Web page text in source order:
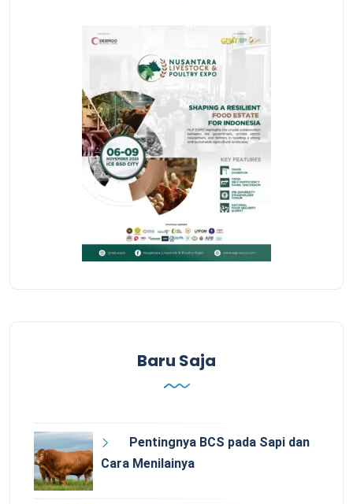
Baru Saja
Pentingnya BCS pada Sapi dan
Cara Menilainya